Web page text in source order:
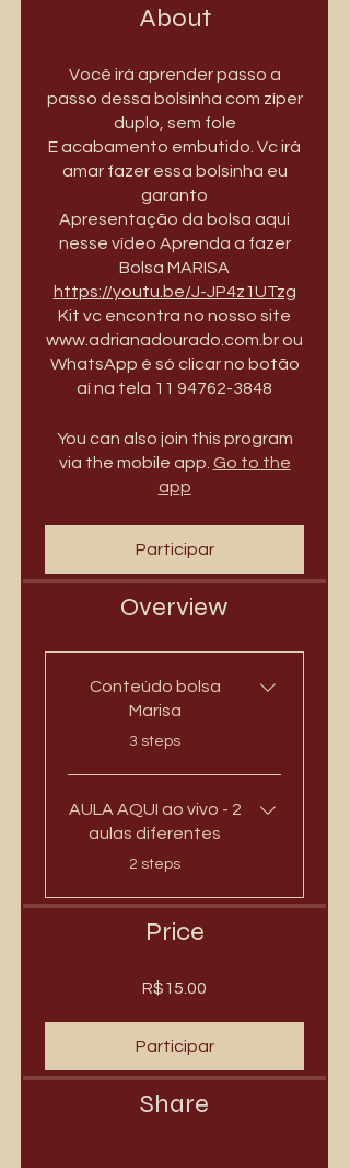
About
Você irá aprender passo a
passo dessa bolsinha com zíper
duplo, sem fole
E acabamento embutido. Vc irá
amar fazer essa bolsinha eu
garanto
Apresentação da bolsa aqui
nesse vídeo Aprenda a fazer
https://youtu.be/J-JP4z1UTzg
Kit vc encontra no nosso site
www.adrianadourado.com.br ou
WhatsApp é só clicar no botão
aí na tela 11 94762-3848
You can also join this program
via the mobile app. Go to the
app
Participar
Overview
Conteúdo bolsa
Marisa
.
3 steps
AULA AQUI ao vivo - 2
aulas diferentes
.
2 steps
Price
R$15.00
Participar
Share